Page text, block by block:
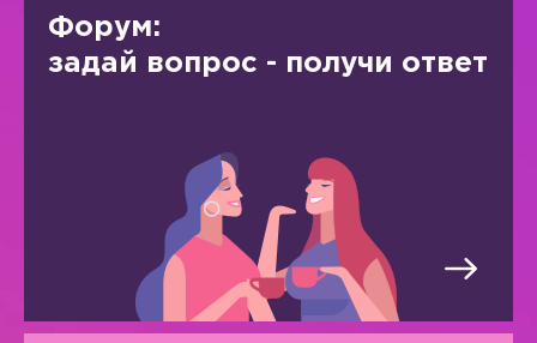
Форум:
задай вопрос - получи ответ